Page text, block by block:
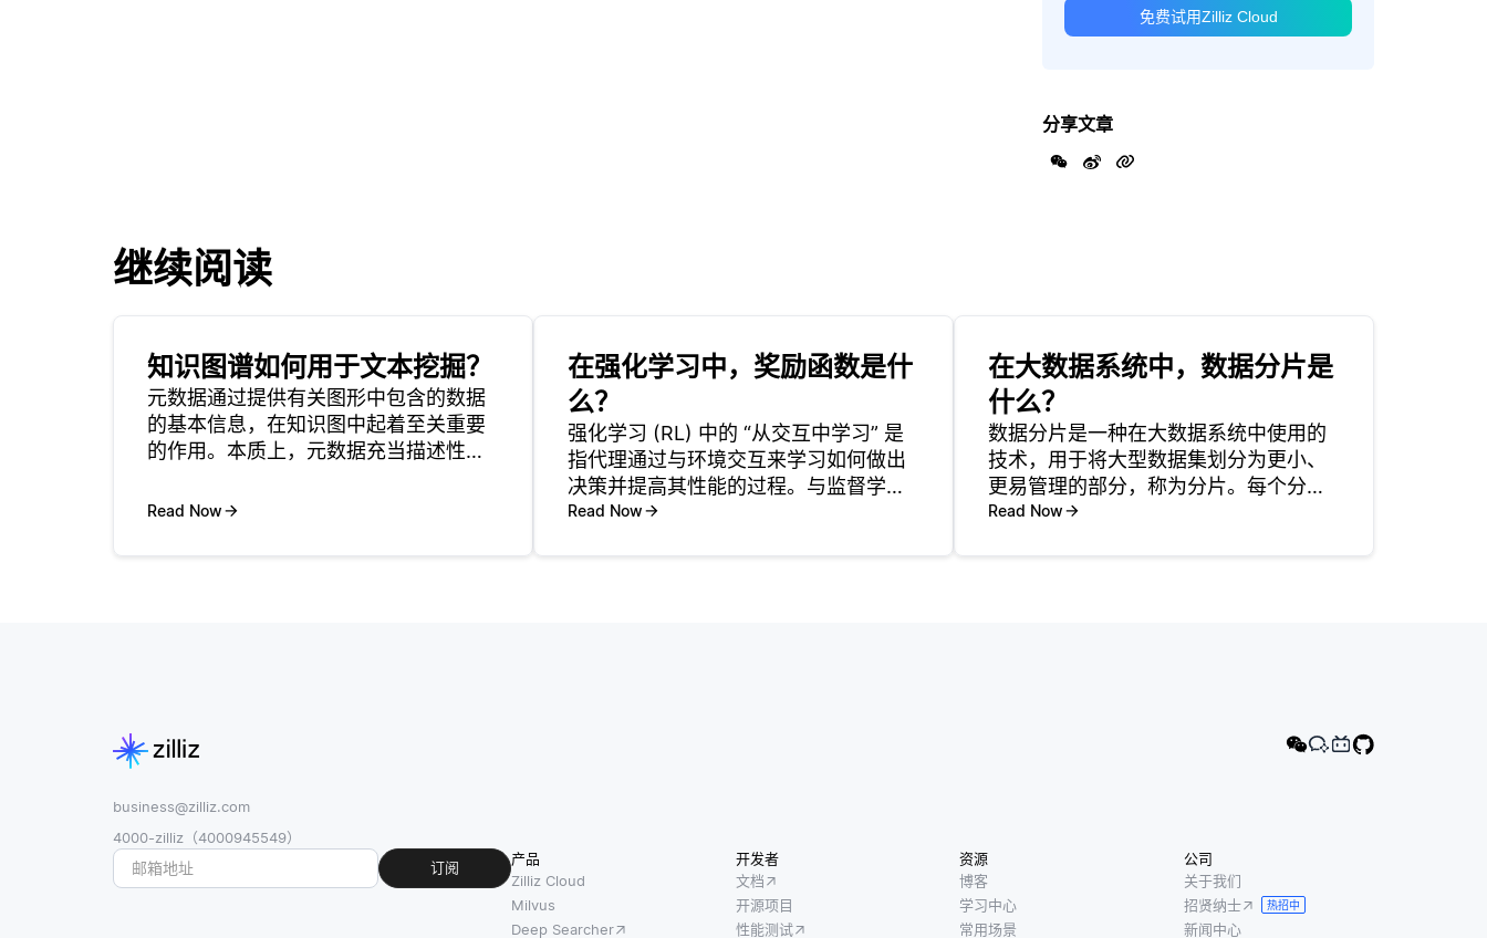
免费试用Zilliz Cloud
分享文章
继续阅读
知识图谱如何用于文本挖掘？
元数据通过提供有关图形中包含的数据
的基本信息，在知识图中起着至关重要
的作用。本质上，元数据充当描述性
起源和关系。此附加信息对于确保用户
Read Now
在强化学习中，奖励函数是什
么？
强化学习 (RL) 中的 “从交互中学习” 是
指代理通过与环境交互来学习如何做出
决策并提高其性能的过程。与监督学习
不同，在监督学习中，模型是在固定的
Read Now
在大数据系统中，数据分片是
什么？
数据分片是一种在大数据系统中使用的
技术，用于将大型数据集划分为更小、
更易管理的部分，称为分片。每个分片
是整体数据的一个子集，可以存储在不
Read Now
business@zilliz.com
4000-zilliz（4000945549）
订阅
产品
Zilliz Cloud
Milvus
Deep Searcher
开发者
文档
开源项目
性能测试
资源
博客
学习中心
常用场景
公司
关于我们
招贤纳士
热招中
新闻中心